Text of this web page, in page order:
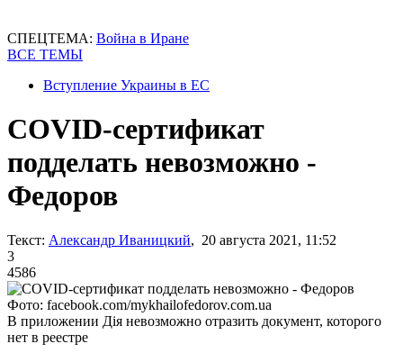
СПЕЦТЕМА: Война в Иране
ВСЕ ТЕМЫ
Вступление Украины в ЕС
COVID-сертификат
подделать невозможно -
Федоров
Текст: Александр Иваницкий, 20 августа 2021, 11:52
3
4586
Фото: facebook.com/mykhailofedorov.com.ua
В приложении Дія невозможно отразить документ, которого
нет в реестре